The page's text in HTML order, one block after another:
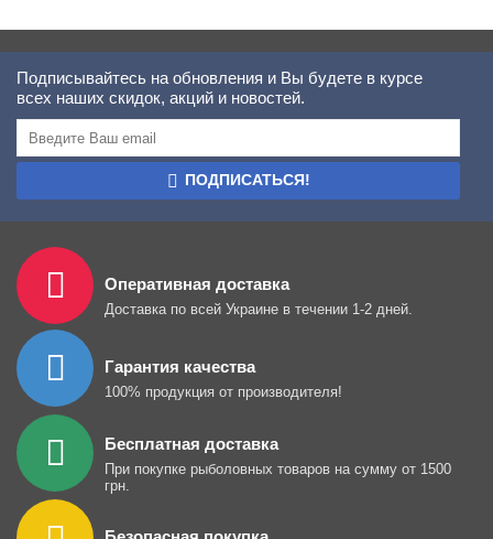
Подписывайтесь на обновления и Вы будете в курсе
всех наших скидок, акций и новостей.
ПОДПИСАТЬСЯ!
Оперативная доставка
Доставка по всей Украине в течении 1-2 дней.
Гарантия качества
100% продукция от производителя!
Бесплатная доставка
При покупке рыболовных товаров на сумму от 1500
грн.